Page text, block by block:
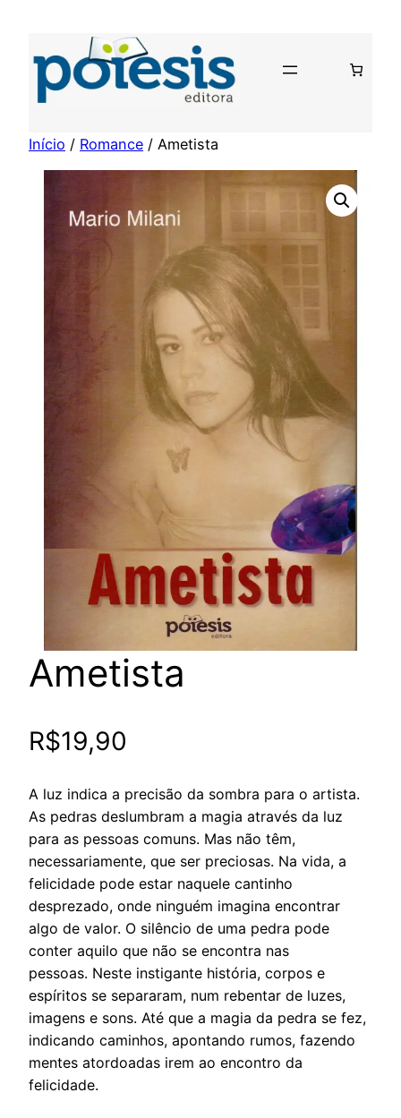
conteúdo
Início / Romance / Ametista
Ametista
R$19,90
A luz indica a precisão da sombra para o artista.
As pedras deslumbram a magia através da luz
para as pessoas comuns. Mas não têm,
necessariamente, que ser preciosas. Na vida, a
felicidade pode estar naquele cantinho
desprezado, onde ninguém imagina encontrar
algo de valor. O silêncio de uma pedra pode
conter aquilo que não se encontra nas
pessoas. Neste instigante história, corpos e
espíritos se separaram, num rebentar de luzes,
imagens e sons. Até que a magia da pedra se fez,
indicando caminhos, apontando rumos, fazendo
mentes atordoadas irem ao encontro da
felicidade.